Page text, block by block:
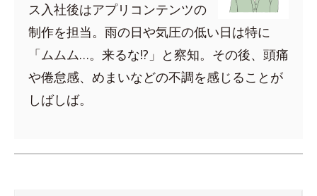
ス入社後はアプリコンテンツの
制作を担当。雨の日や気圧の低い日は特に
「ムムム…。来るな!?」と察知。その後、頭痛
や倦怠感、めまいなどの不調を感じることが
しばしば。